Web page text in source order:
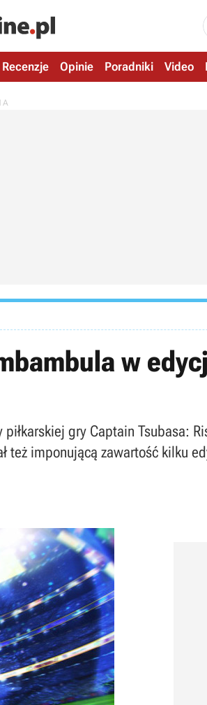
Recenzje Opinie Poradniki Video
w
gry Captain Tsubasa:
imponującą zawartość kilku